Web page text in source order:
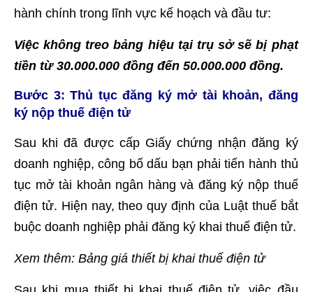
hành chính trong lĩnh vực kế hoạch và đầu tư:
Việc không treo bảng hiệu tại trụ sở sẽ bị phạt
tiền từ 30.000.000 đồng đến 50.000.000 đồng.
Bước 3: Thủ tục đăng ký mở tài khoản, đăng
ký nộp thuế điện tử
Sau khi đã được cấp Giấy chứng nhận đăng ký
doanh nghiệp, công bố dấu bạn phải tiến hành thủ
tục mở tài khoản ngân hàng và đăng ký nộp thuế
điện tử. Hiện nay, theo quy định của Luật thuế bắt
buộc doanh nghiệp phải đăng ký khai thuế điện tử.
Xem thêm: Bảng giá thiết bị khai thuế điện tử